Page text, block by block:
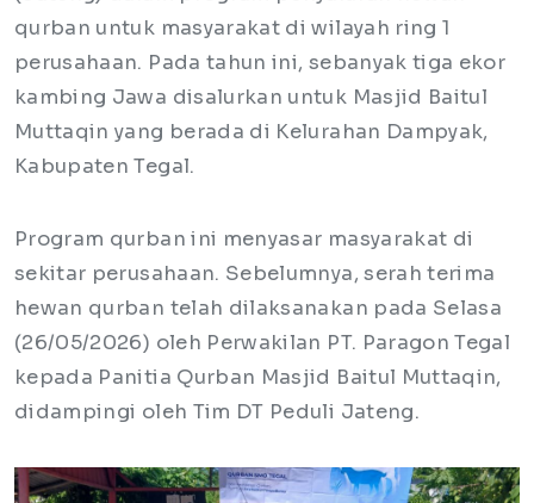
qurban untuk masyarakat di wilayah ring 1
perusahaan. Pada tahun ini, sebanyak tiga ekor
kambing Jawa disalurkan untuk Masjid Baitul
Muttaqin yang berada di Kelurahan Dampyak,
Kabupaten Tegal.
Program qurban ini menyasar masyarakat di
sekitar perusahaan. Sebelumnya, serah terima
hewan qurban telah dilaksanakan pada Selasa
(26/05/2026) oleh Perwakilan PT. Paragon Tegal
kepada Panitia Qurban Masjid Baitul Muttaqin,
didampingi oleh Tim DT Peduli Jateng.